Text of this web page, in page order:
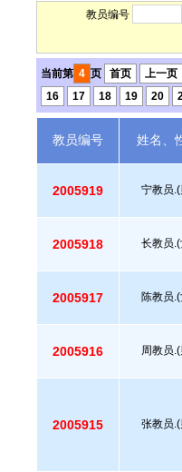
教员编号
当前第 4 页 首页 上一页
16
17 18 19 20
教员编号 姓名、
2005919 宁教员
2005918 长教员
2005917 陈教员
2005916 周教员
2005915 张教员